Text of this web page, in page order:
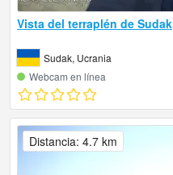
Vista del terraplén de Sudak
Sudak, Ucrania
Webcam en línea
Distancia: 4.7 km